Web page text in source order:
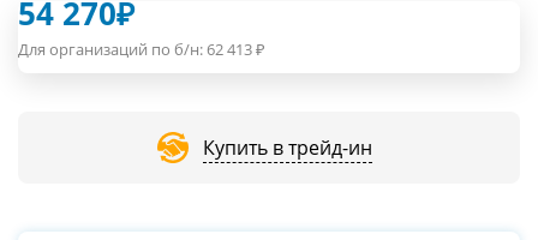
54 270₽
Для организаций по б/н:62 413₽
Купить в трейд-ин